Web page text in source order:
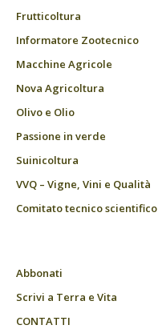
Frutticoltura
Informatore Zootecnico
Macchine Agricole
Nova Agricoltura
Olivo e Olio
Passione in verde
Suinicoltura
VVQ – Vigne, Vini e Qualità
Comitato tecnico scientifico
Abbonati
Scrivi a Terra e Vita
CONTATTI